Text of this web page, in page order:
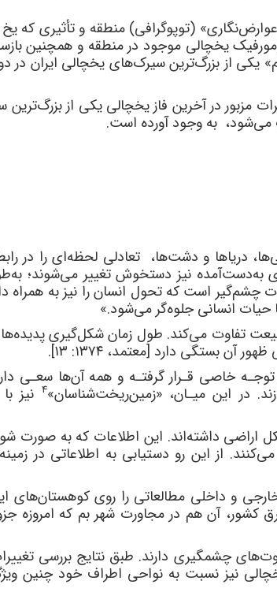
(توپوگرافی) منطقه و تأثیری که
یخچالی موجود در منطقه و همچنین
«بم» یکی از بزرگ‌ترین سیرک‌های یخچالی ایران در
مزبور در آخرین فاز یخچالی یکی از
به وجود آورده است.
دریاها و دشت‌ها، تعادلی لحظه‌ای را در
نیز دستخوش تغییر می‌شوند؛
چشم‌گیر است که تحول انسان را نیز به همراه
حیات انسانی جلوه‌گر می‌شود.»
تفاوت می‌کند. طول زمان شکل‌گیری
بستگی دارد [معتمد، ۱۳۷۴: ۱۳].
خاصی قـرار گرفتـه و همه آن‌ها سعـی
در این میـان، «زمین‌ریخت‌شناسان»4 نیز
داشته‌اند. این اطلاعات که به صورت
از این رو دستیابی به اطلاعاتی در
یخ‌بندان کواترنر در سال 1933 آغاز شد و محققان خارجی و داخلی مطالعاتی را روی
کشور، آن هم در مجاورت شهر بم که امروزه
چشمگیری دارند. طبق نتایج بررسی
نیز نسبت به نواحی اطراف خود چنین